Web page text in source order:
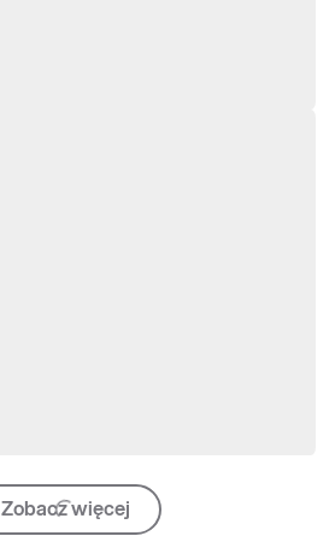
Zobacz więcej